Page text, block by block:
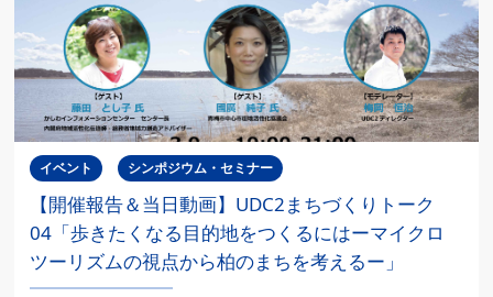
イベント シンポジウム・セミナー
【開催報告＆当日動画】UDC2まちづくりトーク
04「歩きたくなる目的地をつくるにはーマイクロ
ツーリズムの視点から柏のまちを考えるー」